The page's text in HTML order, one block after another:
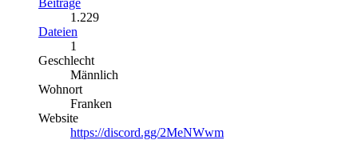
Beiträge
1.229
Dateien
1
Geschlecht
Männlich
Wohnort
Franken
Website
https://discord.gg/2MeNWwm